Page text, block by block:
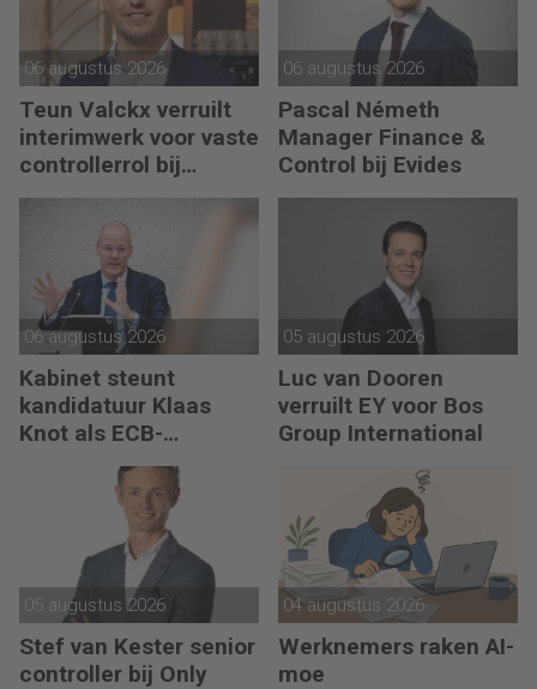
06 augustus 2026
Teun Valckx verruilt
interimwerk voor vaste
controllerrol bij
Synthon
06 augustus 2026
Pascal Németh
Manager Finance &
Control bij Evides
06 augustus 2026
Kabinet steunt
kandidatuur Klaas
Knot als ECB-
05 augustus 2026
Luc van Dooren
verruilt EY voor Bos
Group International
05 augustus 2026
Stef van Kester senior
controller bij Only
04 augustus 2026
Werknemers raken AI-
moe